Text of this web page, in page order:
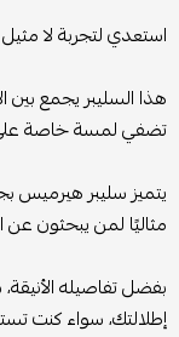
استعدي لتجربة لا مثيل
هذا السليبر يجمع بين
تضفي لمسة خاصة
يتميز سليبر هيرميس
مثاليًا لمن يبحثون عن
بفضل تفاصيله
إطلالتك، سواء كنت